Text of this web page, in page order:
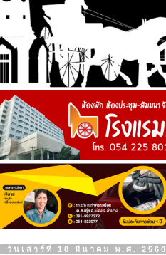
วันเสาร์ที่ 18 มีนาคม พ.ศ. 2560